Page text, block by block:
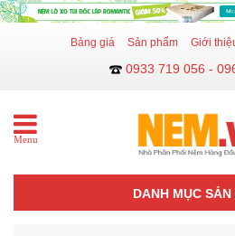
Bảng giá Sản phẩm Giới
0933 719 056 -
Menu
DANH MỤC SẢN